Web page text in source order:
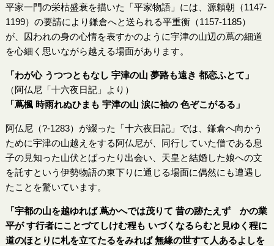
平家一門の栄枯盛衰を描いた「平家物語」には、源頼朝（1147-
1199）の要請により鎌倉へと送られる平重衡（1157-1185）
が、囚われの身の心情を表すかのように宇津の山辺の蔦の細道
を心細く思いながら越える場面があります。
「わが心 うつつともなし 宇津の山 夢路も遠き 都恋ふとて」
（阿仏尼「十六夜日記」より）
「蔦楓 時雨れぬひまも 宇津の山 涙に袖の 色ぞこがるる」
阿仏尼（?-1283）が綴った「十六夜日記」では、鎌倉へ向かう
ために宇津の山越えをする阿仏尼が、同行していた僧である息
子の見知った山伏とばったり出会い、天皇と結婚した娘への文
を託すという伊勢物語の東下りに通じる場面に偶然にも遭遇し
たことを驚いています。
「宇都の山を越ゆれば 蔦かへでは茂りて 昔の跡たえず かの業
平が す行者にことづてしけむ程も いづくなるらむと見ゆく程に
道のほとりに札を立てたるをみれば 無緣の世すて人あるよしを